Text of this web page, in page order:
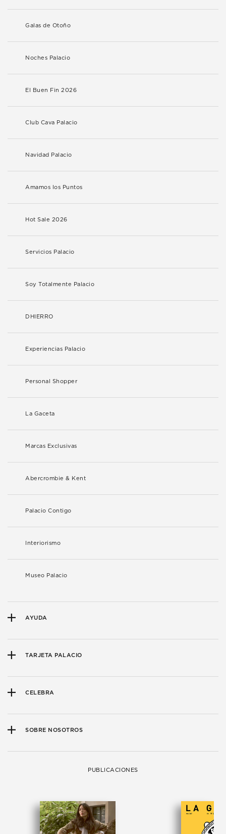
Galas de Otoño
Noches Palacio
El Buen Fin 2026
Club Cava Palacio
Navidad Palacio
Amamos los Puntos
Hot Sale 2026
Servicios Palacio
Soy Totalmente Palacio
DHIERRO
Experiencias Palacio
Personal Shopper
La Gaceta
Marcas Exclusivas
Abercrombie & Kent
Palacio Contigo
Interiorismo
Museo Palacio
AYUDA
TARJETA PALACIO
CELEBRA
SOBRE NOSOTROS
PUBLICACIONES